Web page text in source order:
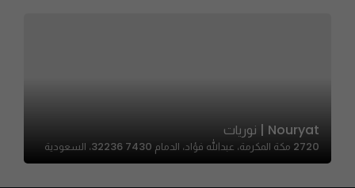
Nouryat | نوريات
2720 مكة المكرمة، عبدالله فؤاد، الدمام 32236 7430، السعودية